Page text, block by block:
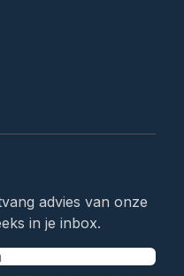
advies van onze
in je inbox.